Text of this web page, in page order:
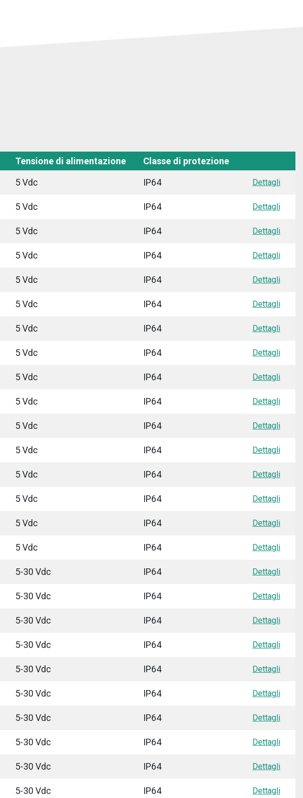
Tensione di alimentazione
Classe di protezione
5 Vdc IP64 Dettagli
5 Vdc IP64 Dettagli
5 Vdc IP64 Dettagli
5 Vdc IP64 Dettagli
5 Vdc IP64 Dettagli
5 Vdc IP64 Dettagli
5 Vdc IP64 Dettagli
5 Vdc IP64 Dettagli
5 Vdc IP64 Dettagli
5 Vdc IP64 Dettagli
5 Vdc IP64 Dettagli
5 Vdc IP64 Dettagli
5 Vdc IP64 Dettagli
5 Vdc IP64 Dettagli
5 Vdc IP64 Dettagli
5 Vdc IP64 Dettagli
5-30 Vdc IP64 Dettagli
5-30 Vdc IP64 Dettagli
5-30 Vdc IP64 Dettagli
5-30 Vdc IP64 Dettagli
5-30 Vdc IP64 Dettagli
5-30 Vdc IP64 Dettagli
5-30 Vdc IP64 Dettagli
5-30 Vdc IP64 Dettagli
5-30 Vdc IP64 Dettagli
5-30 Vdc IP64 Dettagli